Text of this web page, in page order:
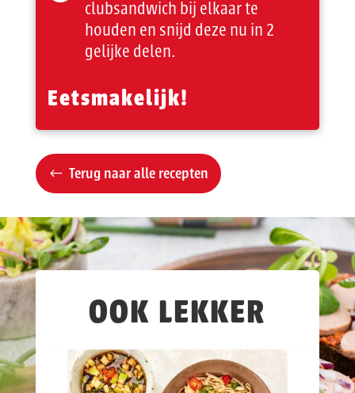
clubsandwich bij elkaar te
houden en snijd deze nu in 2
gelijke delen.
Eetsmakelijk!
Terug naar alle recepten
OOK LEKKER